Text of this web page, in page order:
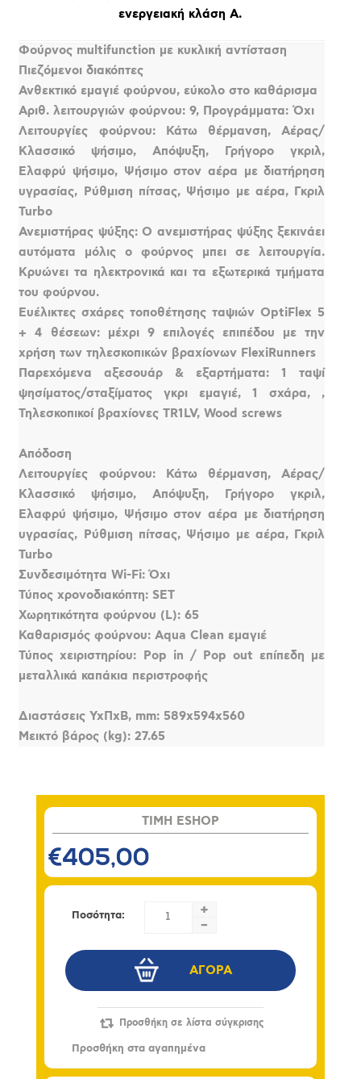
ενεργειακή κλάση Α.
Φούρνος multifunction με κυκλική αντίσταση
Πιεζόμενοι διακόπτες
Ανθεκτικό εμαγιέ φούρνου, εύκολο στο καθάρισμα
Αριθ. λειτουργιών φούρνου: 9, Προγράμματα: Όχι
Λειτουργίες φούρνου: Κάτω θέρμανση, Αέρας/
Κλασσικό ψήσιμο, Απόψυξη, Γρήγορο γκριλ,
Ελαφρύ ψήσιμο, Ψήσιμο στον αέρα με διατήρηση
υγρασίας, Ρύθμιση πίτσας, Ψήσιμο με αέρα, Γκριλ
Turbo
Ανεμιστήρας ψύξης: Ο ανεμιστήρας ψύξης ξεκινάει
αυτόματα μόλις ο φούρνος μπει σε λειτουργία.
Κρυώνει τα ηλεκτρονικά και τα εξωτερικά τμήματα
του φούρνου.
Ευέλικτες σχάρες τοποθέτησης ταψιών OptiFlex 5
+ 4 θέσεων: μέχρι 9 επιλογές επιπέδου με την
χρήση των τηλεσκοπικών βραχίονων FlexiRunners
Παρεχόμενα αξεσουάρ & εξαρτήματα: 1 ταψί
ψησίματος/σταξίματος γκρι εμαγιέ, 1 σχάρα, ,
Τηλεσκοπικοί βραχίονες TR1LV, Wood screws
Απόδοση
Λειτουργίες φούρνου: Κάτω θέρμανση, Αέρας/
Κλασσικό ψήσιμο, Απόψυξη, Γρήγορο γκριλ,
Ελαφρύ ψήσιμο, Ψήσιμο στον αέρα με διατήρηση
υγρασίας, Ρύθμιση πίτσας, Ψήσιμο με αέρα, Γκριλ
Turbo
Συνδεσιμότητα Wi-Fi: Όχι
Τύπος χρονοδιακόπτη: SET
Χωρητικότητα φούρνου (L): 65
Καθαρισμός φούρνου: Aqua Clean εμαγιέ
Τύπος χειριστηρίου: Pop in / Pop out επίπεδη με
μεταλλικά καπάκια περιστροφής
Διαστάσεις YxΠxΒ, mm: 589x594x560
Μεικτό βάρος (kg): 27.65
TIMH ESHOP
€405,00
Ποσότητα:
+
-